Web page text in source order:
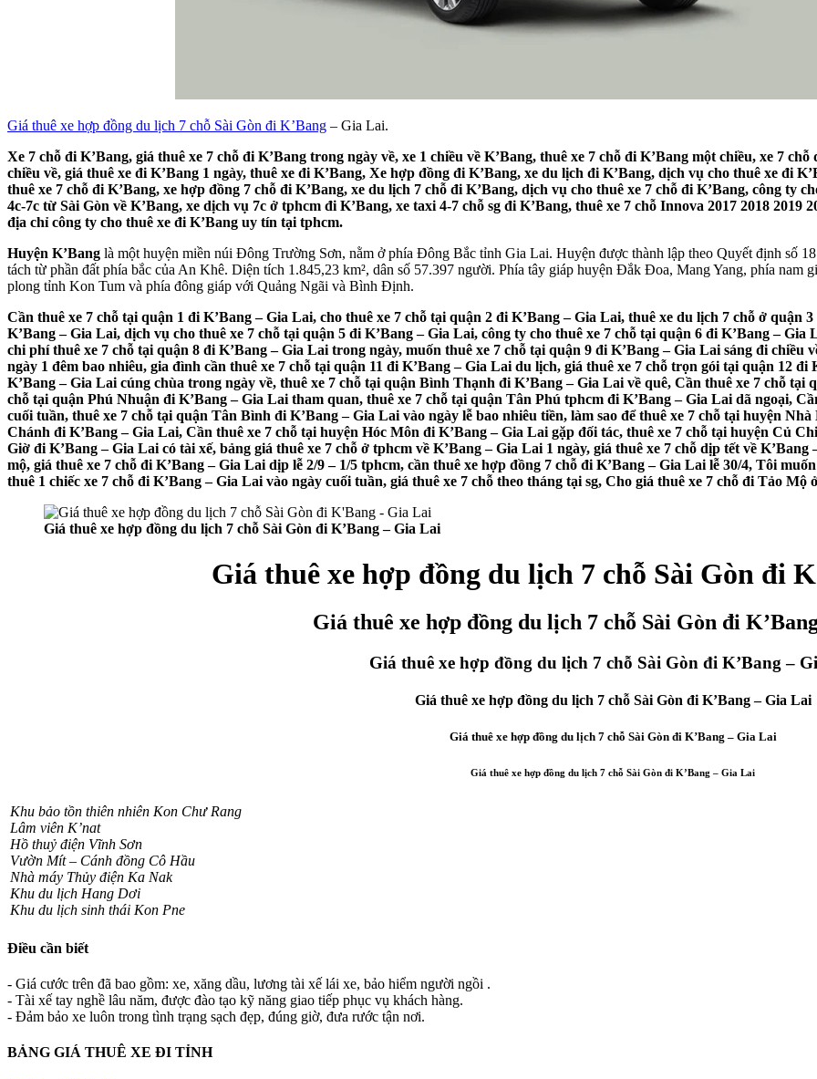
Giá thuê xe hợp đồng du lịch 7 chỗ Sài Gòn đi K’Bang – Gia Lai.
Xe 7 chỗ đi K’Bang, giá thuê xe 7 chỗ đi K’Bang trong ngày về, xe 1 chiều về K’Bang, thuê xe 7 chỗ đi K’Bang một chiều, xe 7
chiều về, giá thuê xe đi K’Bang 1 ngày, thuê xe đi K’Bang, Xe hợp đồng đi K’Bang, xe du lịch đi K’Bang, dịch vụ cho thuê xe đi
thuê xe 7 chỗ đi K’Bang, xe hợp đồng 7 chỗ đi K’Bang, xe du lịch 7 chỗ đi K’Bang, dịch vụ cho thuê xe 7 chỗ đi K’Bang, công ty
4c-7c từ Sài Gòn về K’Bang, xe dịch vụ 7c ở tphcm đi K’Bang, xe taxi 4-7 chỗ sg đi K’Bang, thuê xe 7 chỗ Innova 2017 2018
địa chỉ công ty cho thuê xe đi K’Bang uy tín tại tphcm.
Huyện K’Bang là một huyện miền núi Đông Trường Sơn, nằm ở phía Đông Bắc tỉnh Gia Lai. Huyện được thành lập theo Quyết định số
tách từ phần đất phía bắc của An Khê. Diện tích 1.845,23 km², dân số 57.397 người. Phía tây giáp huyện Đắk Đoa, Mang Yang, phía
plong tỉnh Kon Tum và phía đông giáp với Quảng Ngãi và Bình Định.
Cần thuê xe 7 chỗ tại quận 1 đi K’Bang – Gia Lai, cho thuê xe 7 chỗ tại quận 2 đi K’Bang – Gia Lai, thuê xe du lịch 7 chỗ ở quận
K’Bang – Gia Lai, dịch vụ cho thuê xe 7 chỗ tại quận 5 đi K’Bang – Gia Lai, công ty cho thuê xe 7 chỗ tại quận 6 đi K’Bang –
chi phí thuê xe 7 chỗ tại quận 8 đi K’Bang – Gia Lai trong ngày, muốn thuê xe 7 chỗ tại quận 9 đi K’Bang – Gia Lai sáng đi chiều
ngày 1 đêm bao nhiêu, gia đình cần thuê xe 7 chỗ tại quận 11 đi K’Bang – Gia Lai du lịch, giá thuê xe 7 chỗ trọn gói tại quận 12
K’Bang – Gia Lai cúng chùa trong ngày về, thuê xe 7 chỗ tại quận Bình Thạnh đi K’Bang – Gia Lai về quê, Cần thuê xe 7 chỗ
chỗ tại quận Phú Nhuận đi K’Bang – Gia Lai tham quan, thuê xe 7 chỗ tại quận Tân Phú tphcm đi K’Bang – Gia Lai dã ngoại,
cuối tuần, thuê xe 7 chỗ tại quận Tân Bình đi K’Bang – Gia Lai vào ngày lễ bao nhiêu tiền, làm sao để thuê xe 7 chỗ tại huyện
Chánh đi K’Bang – Gia Lai, Cần thuê xe 7 chỗ tại huyện Hóc Môn đi K’Bang – Gia Lai gặp đối tác, thuê xe 7 chỗ tại huyện Củ
Giờ đi K’Bang – Gia Lai có tài xế, bảng giá thuê xe 7 chỗ ở tphcm về K’Bang – Gia Lai 1 ngày, giá thuê xe 7 chỗ dịp tết về
mộ, giá thuê xe 7 chỗ đi K’Bang – Gia Lai dịp lễ 2/9 – 1/5 tphcm, cần thuê xe hợp đồng 7 chỗ đi K’Bang – Gia Lai lễ 30/4, Tôi
thuê 1 chiếc xe 7 chỗ đi K’Bang – Gia Lai vào ngày cuối tuần, giá thuê xe 7 chỗ theo tháng tại sg, Cho giá thuê xe 7 chỗ đi Tảo Mộ
Giá thuê xe hợp đồng du lịch 7 chỗ Sài Gòn đi K’Bang – Gia Lai
Giá thuê xe hợp đồng du lịch 7 chỗ Sài Gòn đi
Giá thuê xe hợp đồng du lịch 7 chỗ Sài Gòn đi
Giá thuê xe hợp đồng du lịch 7 chỗ Sài Gòn đi K’Bang –
Giá thuê xe hợp đồng du lịch 7 chỗ Sài Gòn đi K’Bang – Gia Lai
Giá thuê xe hợp đồng du lịch 7 chỗ Sài Gòn đi K’Bang – Gia Lai
Giá thuê xe hợp đồng du lịch 7 chỗ Sài Gòn đi K’Bang – Gia Lai
Khu bảo tồn thiên nhiên Kon Chư Rang
Lâm viên K’nat
Hồ thuỷ điện Vĩnh Sơn
Vườn Mít – Cánh đồng Cô Hầu
Nhà máy Thủy điện Ka Nak
Khu du lịch Hang Dơi
Khu du lịch sinh thái Kon Pne
Điều cần biết
- Giá cước trên đã bao gồm: xe, xăng dầu, lương tài xế lái xe, bảo hiểm người ngồi .
- Tài xế tay nghề lâu năm, được đào tạo kỹ năng giao tiếp phục vụ khách hàng.
- Đảm bảo xe luôn trong tình trạng sạch đẹp, đúng giờ, đưa rước tận nơi.
BẢNG GIÁ THUÊ XE ĐI TỈNH